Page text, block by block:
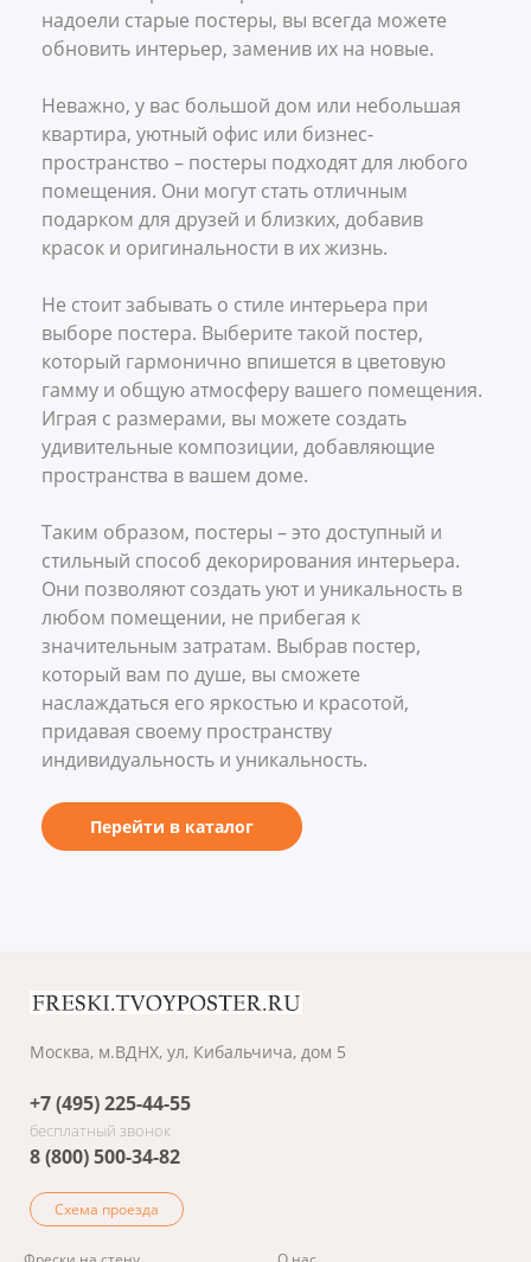
надоели старые постеры, вы всегда можете
обновить интерьер, заменив их на новые.
Неважно, у вас большой дом или небольшая
квартира, уютный офис или бизнес-
пространство – постеры подходят для любого
помещения. Они могут стать отличным
подарком для друзей и близких, добавив
красок и оригинальности в их жизнь.
Не стоит забывать о стиле интерьера при
выборе постера. Выберите такой постер,
который гармонично впишется в цветовую
гамму и общую атмосферу вашего помещения.
Играя с размерами, вы можете создать
удивительные композиции, добавляющие
пространства в вашем доме.
Таким образом, постеры – это доступный и
стильный способ декорирования интерьера.
Они позволяют создать уют и уникальность в
любом помещении, не прибегая к
значительным затратам. Выбрав постер,
который вам по душе, вы сможете
наслаждаться его яркостью и красотой,
придавая своему пространству
индивидуальность и уникальность.
Перейти в каталог
Москва, м.ВДНХ, ул, Кибальчича, дом 5
+7 (495) 225-44-55
бесплатный звонок
8 (800) 500-34-82
Схема проезда